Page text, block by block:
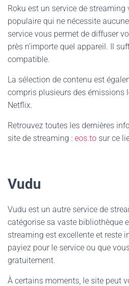
Roku est un service de
populaire qui ne nécessite
service vous permet de diffuser
près n’importe quel appareil. Il
compatible.
La sélection de contenu est
compris plusieurs des émissions
Netflix.
Retrouvez toutes les dernières
site de streaming : eos.to sur ce
Vudu
Vudu est un autre service de
catégorise sa vaste bibliothèque
streaming est excellente et reste
payiez pour le service ou que
gratuitement.
À certains moments, le site peut